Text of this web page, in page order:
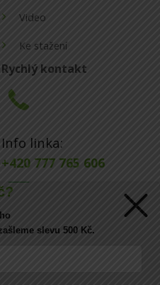
Video
Ke stažení
Rychlý kontakt
Info linka:
+420 777 765 606
E-mail:slevu 500 Kč.